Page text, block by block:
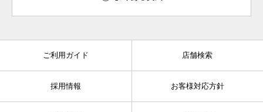
ご利用ガイド 店舗検索
採用情報 お客様対応方針